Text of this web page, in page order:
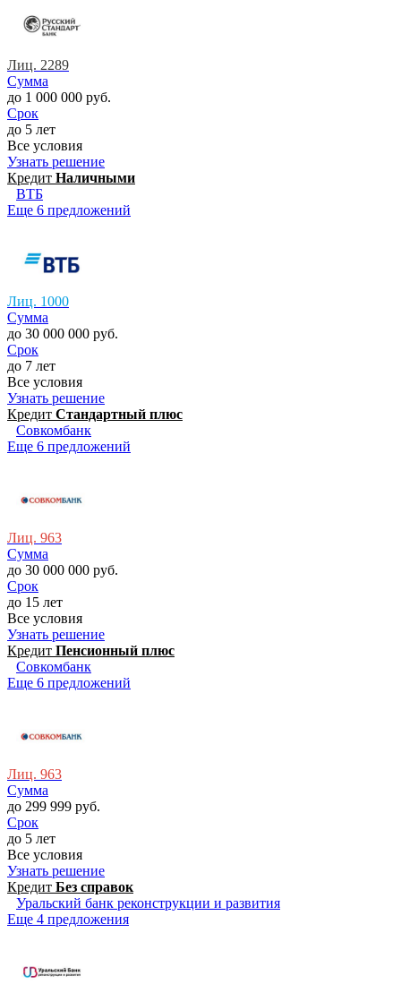
Лиц. 2289
Сумма
до 1 000 000 руб.
Срок
до 5 лет
Все условия
Узнать решение
Кредит Наличными
ВТБ
Еще 6 предложений
Лиц. 1000
Сумма
до 30 000 000 руб.
Срок
до 7 лет
Все условия
Узнать решение
Кредит Стaндартный плюс
Совкомбанк
Еще 6 предложений
Лиц. 963
Сумма
до 30 000 000 руб.
Срок
до 15 лет
Все условия
Узнать решение
Кредит Пeнсионный плюс
Совкомбанк
Еще 6 предложений
Лиц. 963
Сумма
до 299 999 руб.
Срок
до 5 лет
Все условия
Узнать решение
Кредит Без справок
Уральский банк реконструкции и развития
Еще 4 предложения